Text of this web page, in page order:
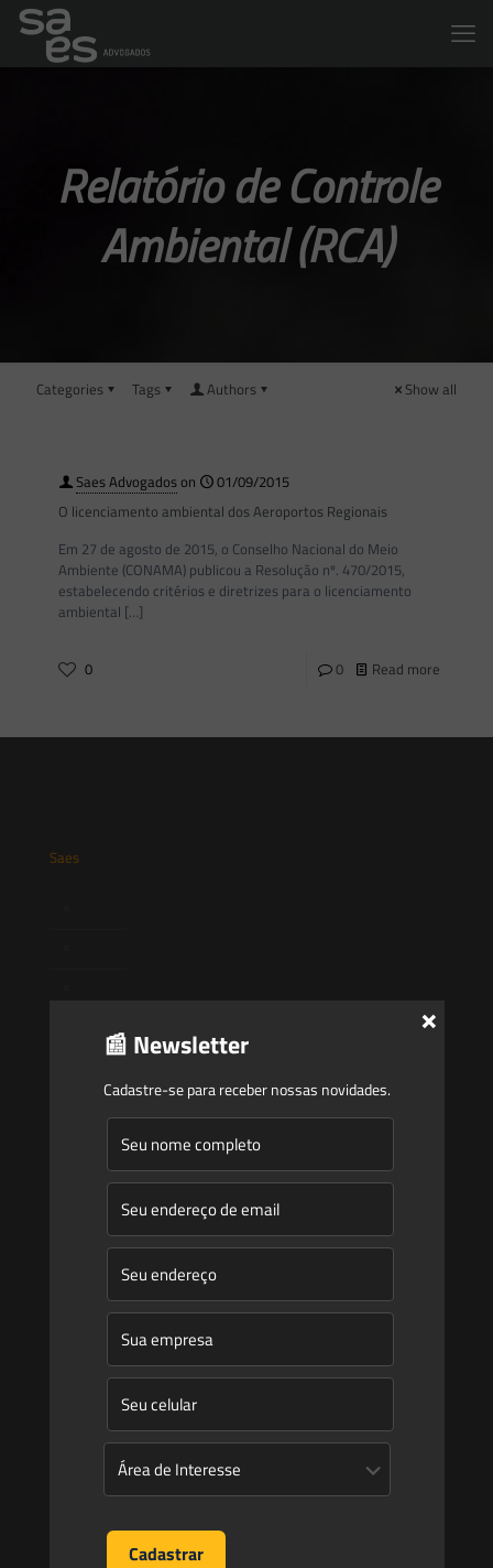
Relatório de Controle
Ambiental (RCA)
Categories Tags Authors Show all
Saes Advogadoson
01/09/2015
O licenciamento ambiental dos Aeroportos Regionais
Em 27 de agosto de 2015, o Conselho Nacional do Meio
Ambiente (CONAMA) publicou a Resolução nº. 470/2015,
estabelecendo critérios e diretrizes para o licenciamento
ambiental […]
0 0 Read more
Saes
Equipe
Artigos
Novidades Legislativas
Contato
Mudanças climáticas, risco operacional e a relevância do
Plano Clima 2026 para as hidrelétricas
A inclusão de imóvel em inventário de patrimônio cultural
propriedade:
📰 Newsletter
Cadastre-se para receber nossas novidades.
×